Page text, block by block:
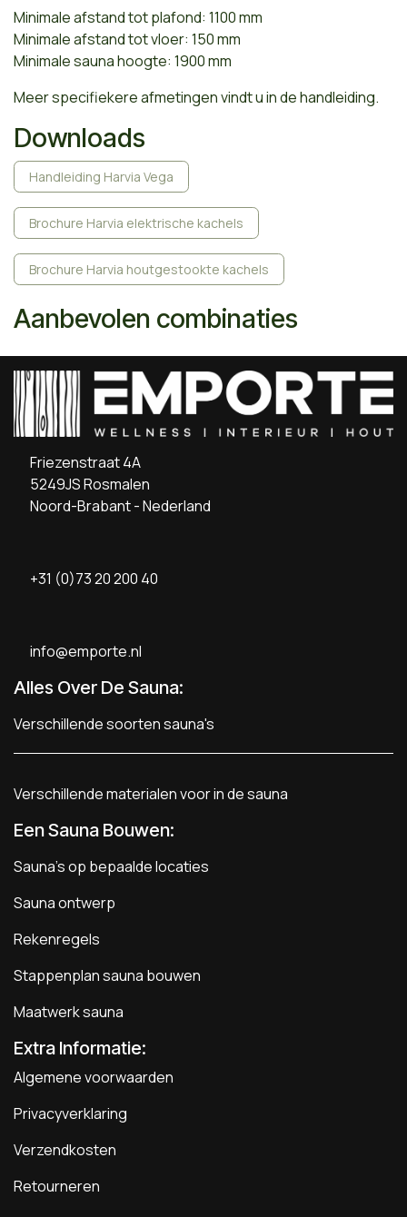
Minimale afstand tot plafond: 1100 mm
Minimale afstand tot vloer: 150 mm
Minimale sauna hoogte: 1900 mm
Meer specifiekere afmetingen vindt u in de handleiding.
Downloads
Handleiding Harvia Vega
Brochure Harvia elektrische kachels
Brochure Harvia houtgestookte kachels
Aanbevolen combinaties
Friezenstraat 4A
5249JS Rosmalen
Noord-Brabant - Nederland
+31 (0)73 20 200 40
info@emporte.nl
Alles Over De Sauna:
Verschillende soorten sauna's
Verschillende materialen voor in de sauna
Een Sauna Bouwen:
Sauna's op bepaalde locaties
Sauna ontwerp
Rekenregels
Stappenplan sauna bouwen
Maatwerk sauna
Extra Informatie:
Algemene voorwaarden
Privacyverklaring
Verzendkosten
Retourneren